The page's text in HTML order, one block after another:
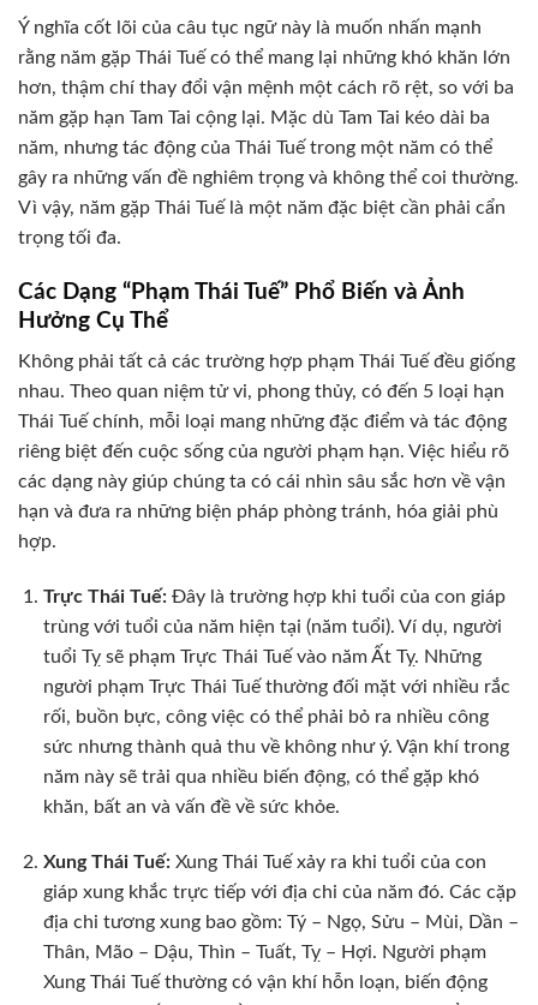
Ý nghĩa cốt lõi của câu tục ngữ này là muốn nhấn mạnh
rằng năm gặp Thái Tuế có thể mang lại những khó khăn lớn
hơn, thậm chí thay đổi vận mệnh một cách rõ rệt, so với ba
năm gặp hạn Tam Tai cộng lại. Mặc dù Tam Tai kéo dài ba
năm, nhưng tác động của Thái Tuế trong một năm có thể
gây ra những vấn đề nghiêm trọng và không thể coi thường.
Vì vậy, năm gặp Thái Tuế là một năm đặc biệt cần phải cẩn
trọng tối đa.
Các Dạng “Phạm Thái Tuế” Phổ Biến và Ảnh
Hưởng Cụ Thể
Không phải tất cả các trường hợp phạm Thái Tuế đều giống
nhau. Theo quan niệm tử vi, phong thủy, có đến 5 loại hạn
Thái Tuế chính, mỗi loại mang những đặc điểm và tác động
riêng biệt đến cuộc sống của người phạm hạn. Việc hiểu rõ
các dạng này giúp chúng ta có cái nhìn sâu sắc hơn về vận
hạn và đưa ra những biện pháp phòng tránh, hóa giải phù
hợp.
Trực Thái Tuế:Đây là trường hợp khi tuổi của con giáp
trùng với tuổi của năm hiện tại (năm tuổi). Ví dụ, người
tuổi Tỵ sẽ phạm Trực Thái Tuế vào năm Ất Tỵ. Những
người phạm Trực Thái Tuế thường đối mặt với nhiều rắc
rối, buồn bực, công việc có thể phải bỏ ra nhiều công
sức nhưng thành quả thu về không như ý. Vận khí trong
năm này sẽ trải qua nhiều biến động, có thể gặp khó
khăn, bất an và vấn đề về sức khỏe.
Xung Thái Tuế:Xung Thái Tuế xảy ra khi tuổi của con
giáp xung khắc trực tiếp với địa chi của năm đó. Các cặp
địa chi tương xung bao gồm: Tý – Ngọ, Sửu – Mùi, Dần –
Thân, Mão – Dậu, Thìn – Tuất, Tỵ – Hợi. Người phạm
Xung Thái Tuế thường có vận khí hỗn loạn, biến động